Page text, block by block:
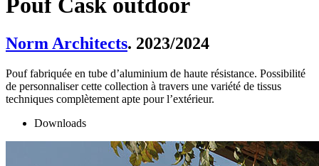
Pouf Cask outdoor
Norm Architects. 2023/2024
Pouf fabriquée en tube d’aluminium de haute résistance. Possibilité
de personnaliser cette collection à travers une variété de tissus
techniques complètement apte pour l’extérieur.
Downloads